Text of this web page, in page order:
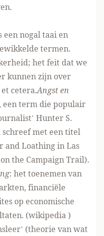
nogal taai en
termen.
het feit dat we
kunnen zijn over
cetera.Angst en
een term die populair
Hunter S.
schreef met een titel
and Loathing in Las
the Campaign Trail).
: het toenemen van
financiële
op economische
(wikipedia)
(theorie van wat